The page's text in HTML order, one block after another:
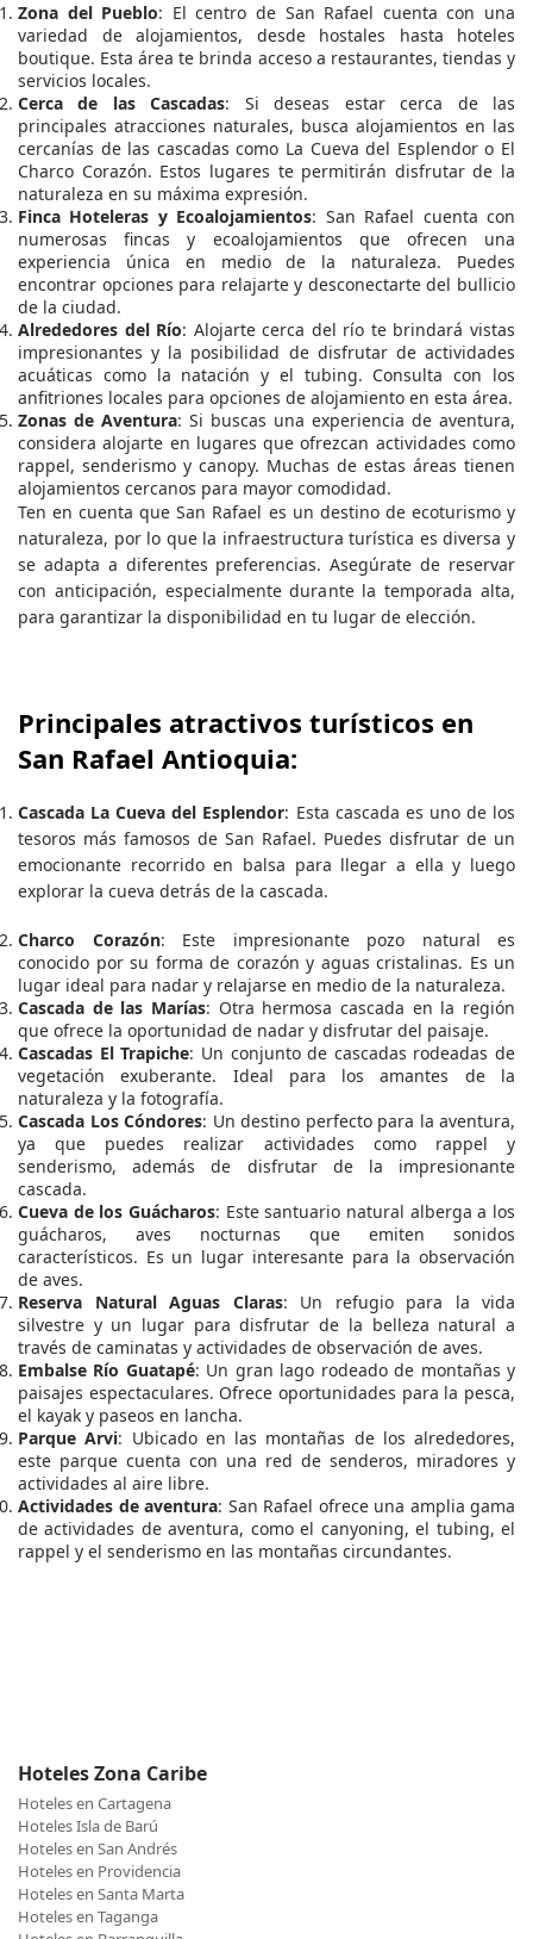
Zona del Pueblo: El centro de San Rafael cuenta con una
variedad de alojamientos, desde hostales hasta hoteles
boutique. Esta área te brinda acceso a restaurantes, tiendas y
servicios locales.
Cerca de las Cascadas: Si deseas estar cerca de las
principales atracciones naturales, busca alojamientos en las
cercanías de las cascadas como La Cueva del Esplendor o El
Charco Corazón. Estos lugares te permitirán disfrutar de la
naturaleza en su máxima expresión.
Finca Hoteleras y Ecoalojamientos: San Rafael cuenta con
numerosas fincas y ecoalojamientos que ofrecen una
experiencia única en medio de la naturaleza. Puedes
encontrar opciones para relajarte y desconectarte del bullicio
de la ciudad.
Alrededores del Río: Alojarte cerca del río te brindará vistas
impresionantes y la posibilidad de disfrutar de actividades
acuáticas como la natación y el tubing. Consulta con los
anfitriones locales para opciones de alojamiento en esta área.
Zonas de Aventura: Si buscas una experiencia de aventura,
considera alojarte en lugares que ofrezcan actividades como
rappel, senderismo y canopy. Muchas de estas áreas tienen
alojamientos cercanos para mayor comodidad.
Ten en cuenta que San Rafael es un destino de ecoturismo y
naturaleza, por lo que la infraestructura turística es diversa y
se adapta a diferentes preferencias. Asegúrate de reservar
con anticipación, especialmente durante la temporada alta,
para garantizar la disponibilidad en tu lugar de elección.
Principales atractivos turísticos en
San Rafael Antioquia:
Cascada La Cueva del Esplendor: Esta cascada es uno de los
tesoros más famosos de San Rafael. Puedes disfrutar de un
emocionante recorrido en balsa para llegar a ella y luego
explorar la cueva detrás de la cascada.
Charco Corazón: Este impresionante pozo natural es
conocido por su forma de corazón y aguas cristalinas. Es un
lugar ideal para nadar y relajarse en medio de la naturaleza.
Cascada de las Marías: Otra hermosa cascada en la región
que ofrece la oportunidad de nadar y disfrutar del paisaje.
Cascadas El Trapiche: Un conjunto de cascadas rodeadas de
vegetación exuberante. Ideal para los amantes de la
naturaleza y la fotografía.
Cascada Los Cóndores: Un destino perfecto para la aventura,
ya que puedes realizar actividades como rappel y
senderismo, además de disfrutar de la impresionante
cascada.
Cueva de los Guácharos: Este santuario natural alberga a los
guácharos, aves nocturnas que emiten sonidos
característicos. Es un lugar interesante para la observación
de aves.
Reserva Natural Aguas Claras: Un refugio para la vida
silvestre y un lugar para disfrutar de la belleza natural a
través de caminatas y actividades de observación de aves.
Embalse Río Guatapé: Un gran lago rodeado de montañas y
paisajes espectaculares. Ofrece oportunidades para la pesca,
el kayak y paseos en lancha.
Parque Arvi: Ubicado en las montañas de los alrededores,
este parque cuenta con una red de senderos, miradores y
actividades al aire libre.
Actividades de aventura: San Rafael ofrece una amplia gama
de actividades de aventura, como el canyoning, el tubing, el
rappel y el senderismo en las montañas circundantes.
Hoteles Zona Caribe
Hoteles en Cartagena
Hoteles Isla de Barú
Hoteles en San Andrés
Hoteles en Providencia
Hoteles en Santa Marta
Hoteles en Taganga